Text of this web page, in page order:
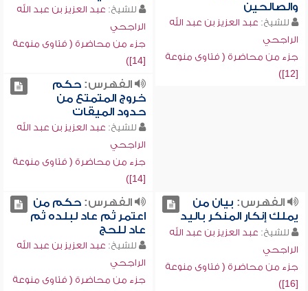
والصالحين
للشيخ: عبد العزيز بن عبد الله
الراجحي
جزء من محاضرة ( فتاوى منوعة
[12])
للشيخ: عبد العزيز بن عبد الله
الراجحي
جزء من محاضرة ( فتاوى منوعة
[14])
الفهرس:حكم
خروج المتمتع من
حدود الميقات
للشيخ: عبد العزيز بن عبد الله
الراجحي
جزء من محاضرة ( فتاوى منوعة
[14])
الفهرس: بيان من
يملك إنكار المنكر باليد
للشيخ: عبد العزيز بن عبد الله
الراجحي
جزء من محاضرة ( فتاوى منوعة
[16])
الفهرس:حكم من
اعتمر ثم عاد لبلده ثم
عاد للحج
للشيخ: عبد العزيز بن عبد الله
الراجحي
جزء من محاضرة ( فتاوى منوعة